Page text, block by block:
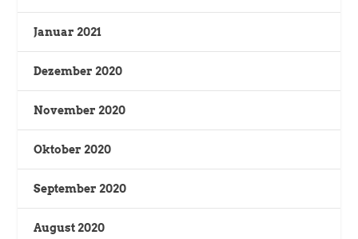
Januar 2021
Dezember 2020
November 2020
Oktober 2020
September 2020
August 2020